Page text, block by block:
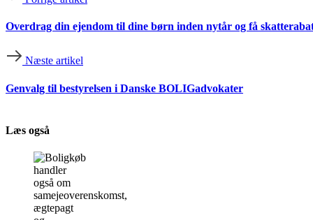
Overdrag din ejendom til dine børn inden nytår og få
Næste artikel
Genvalg til bestyrelsen i Danske BOLIGadvokater
Læs også